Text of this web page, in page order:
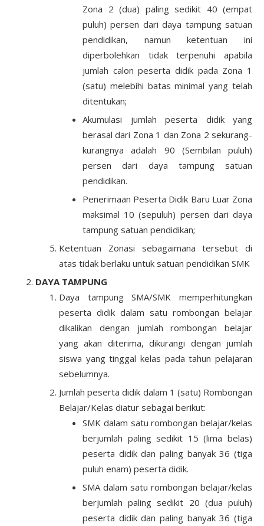
Zona 2 (dua) paling sedikit 40 (empat
puluh) persen dari daya tampung satuan
pendidikan, namun ketentuan ini
diperbolehkan tidak terpenuhi apabila
jumlah calon peserta didik pada Zona 1
(satu) melebihi batas minimal yang telah
ditentukan;
Akumulasi jumlah peserta didik yang
berasal dari Zona 1 dan Zona 2 sekurang-
kurangnya adalah 90 (Sembilan puluh)
persen dari daya tampung satuan
pendidikan.
Penerimaan Peserta Didik Baru Luar Zona
maksimal 10 (sepuluh) persen dari daya
tampung satuan pendidikan;
Ketentuan Zonasi sebagaimana tersebut di
atas tidak berlaku untuk satuan pendidikan SMK
DAYA TAMPUNG
Daya tampung SMA/SMK memperhitungkan
peserta didik dalam satu rombongan belajar
dikalikan dengan jumlah rombongan belajar
yang akan diterima, dikurangi dengan jumlah
siswa yang tinggal kelas pada tahun pelajaran
sebelumnya.
Jumlah peserta didik dalam 1 (satu) Rombongan
Belajar/Kelas diatur sebagai berikut:
SMK dalam satu rombongan belajar/kelas
berjumlah paling sedikit 15 (lima belas)
peserta didik dan paling banyak 36 (tiga
puluh enam) peserta didik.
SMA dalam satu rombongan belajar/kelas
berjumlah paling sedikit 20 (dua puluh)
peserta didik dan paling banyak 36 (tiga